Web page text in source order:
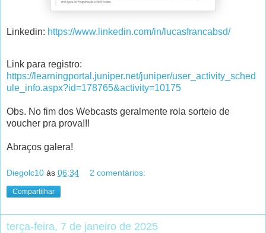
Linkedin: https://www.linkedin.com/in/lucasfrancabsd/
Link para registro:
https://learningportal.juniper.net/juniper/user_activity_sched
ule_info.aspx?id=178765&activity=10175
Obs. No fim dos Webcasts geralmente rola sorteio de
voucher pra prova!!!
Abraços galera!
Diegolc10 às 06:34 2 comentários:
Compartilhar
terça-feira, 7 de janeiro de 2025